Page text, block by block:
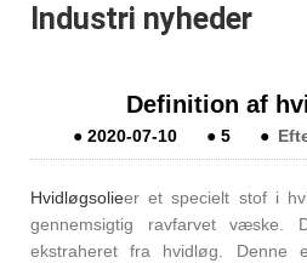
Industri nyheder
Definition af
● 2020-07-10 ● 5 ●
Hvidløgsolieer et specielt stof i
gennemsigtig ravfarvet
ekstraheret fra hvidløg. Denne